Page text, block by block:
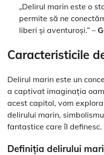
„Delirul marin este o
permite să ne
liberi și aventuroși.” –
Caracteristicile
Delirul marin este un
a captivat imaginația
acest capitol, vom
delirului marin,
fantastice care îl definesc.
Definiția delirului